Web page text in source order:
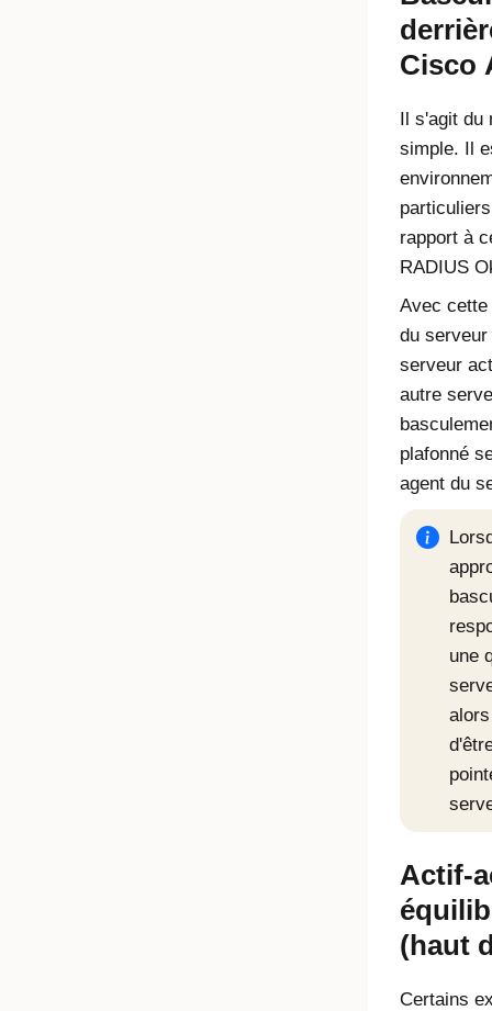
Cisco
Il s'agit du
simple. Il
rapport à
RADIUS
Avec cette
du
serveur
autre
plafonné
agent du
une
Actif-
(haut
Certains